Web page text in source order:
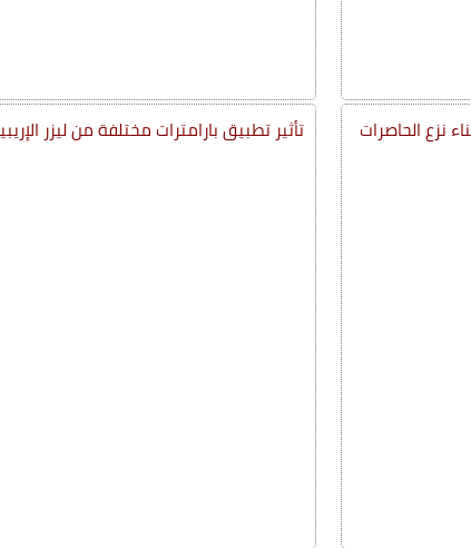
نزع الحاصرات
تأثير تطبيق بارامترات مختلفة من ليزر